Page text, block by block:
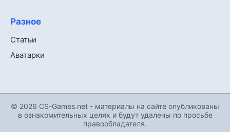
Разное
Статьи
Аватарки
© 2026 CS-Games.net - материалы на сайте опубликованы
в ознакомительных целях и будут удалены по просьбе
правообладателя.